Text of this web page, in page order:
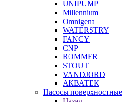
UNIPUMP
Millennium
Omnigena
WATERSTRY
FANCY
CNP
ROMMER
STOUT
VANDJORD
АКВАТЕК
Насосы поверхностные